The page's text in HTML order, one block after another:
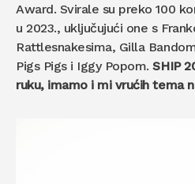
Award. Svirale su preko 100
u 2023., uključujući one s
Rattlesnakesima, Gilla
Pigs Pigs i Iggy Popom.SHIP
ruku, imamo i mi vrućih tema